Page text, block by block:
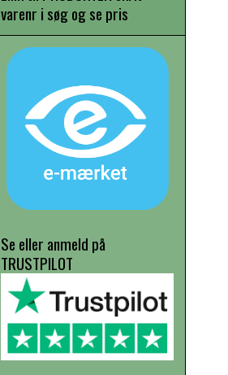
varenr i søg og se pris
Se eller anmeld på
TRUSTPILOT